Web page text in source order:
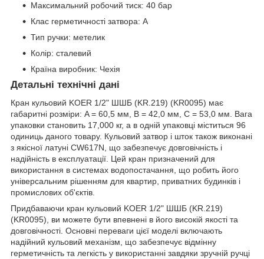
Максимальний робочий тиск: 40 бар
Клас герметичності затвора: А
Тип ручки: метелик
Колір: сталевий
Країна виробник: Чехія
Детальні технічні дані
Кран кульовий KOER 1/2" ШШБ (KR.219) (KR0095) має
габаритні розміри: A = 60,5 мм, B = 42,0 мм, C = 53,0 мм. Вага
упаковки становить 17,000 кг, а в одній упаковці міститься 96
одиниць даного товару. Кульовий затвор і шток також виконані
з якісної латуні CW617N, що забезпечує довговічність і
надійність в експлуатації. Цей кран призначений для
використання в системах водопостачання, що робить його
універсальним рішенням для квартир, приватних будинків і
промислових об'єктів.
Придбаваючи кран кульовий KOER 1/2" ШШБ (KR.219)
(KR0095), ви можете бути впевнені в його високій якості та
довговічності. Основні переваги цієї моделі включають
надійний кульовий механізм, що забезпечує відмінну
герметичність та легкість у використанні завдяки зручній ручці